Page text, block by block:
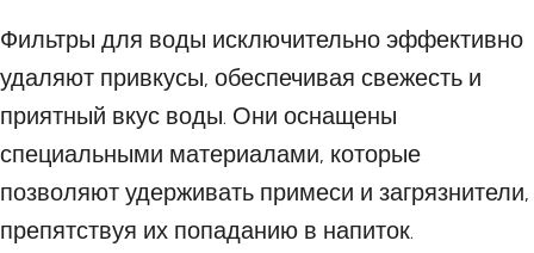
Фильтры для воды исключительно эффективно
удаляют привкусы, обеспечивая свежесть и
приятный вкус воды. Они оснащены
специальными материалами, которые
позволяют удерживать примеси и загрязнители,
препятствуя их попаданию в напиток.